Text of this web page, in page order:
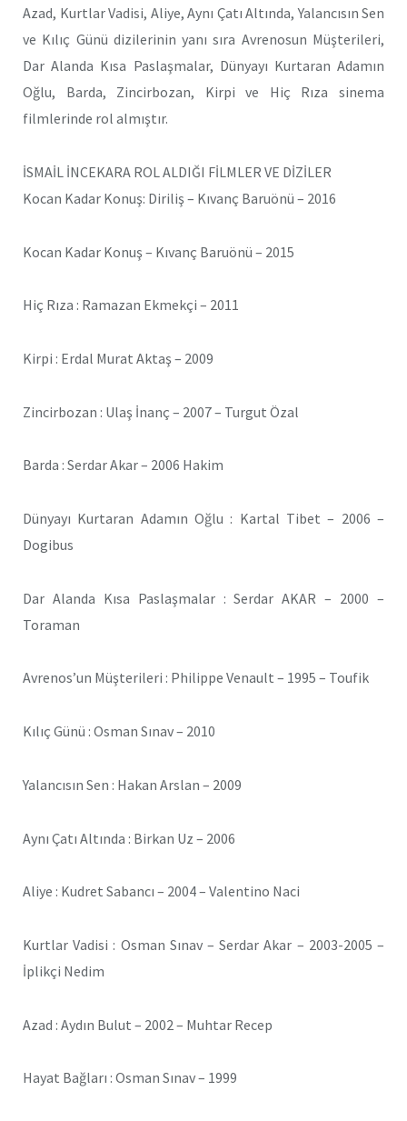
Azad, Kurtlar Vadisi, Aliye, Aynı Çatı Altında, Yalancısın Sen
ve Kılıç Günü dizilerinin yanı sıra Avrenosun Müşterileri,
Dar Alanda Kısa Paslaşmalar, Dünyayı Kurtaran Adamın
Oğlu, Barda, Zincirbozan, Kirpi ve Hiç Rıza sinema
filmlerinde rol almıştır.
İSMAİL İNCEKARA ROL ALDIĞI FİLMLER VE DİZİLER
Kocan Kadar Konuş: Diriliş – Kıvanç Baruönü – 2016
Kocan Kadar Konuş – Kıvanç Baruönü – 2015
Hiç Rıza : Ramazan Ekmekçi – 2011
Kirpi : Erdal Murat Aktaş – 2009
Zincirbozan : Ulaş İnanç – 2007 – Turgut Özal
Barda : Serdar Akar – 2006 Hakim
Dünyayı Kurtaran Adamın Oğlu : Kartal Tibet – 2006 –
Dogibus
Dar Alanda Kısa Paslaşmalar : Serdar AKAR – 2000 –
Toraman
Avrenos’un Müşterileri : Philippe Venault – 1995 – Toufik
Kılıç Günü : Osman Sınav – 2010
Yalancısın Sen : Hakan Arslan – 2009
Aynı Çatı Altında : Birkan Uz – 2006
Aliye : Kudret Sabancı – 2004 – Valentino Naci
Kurtlar Vadisi : Osman Sınav – Serdar Akar – 2003-2005 –
İplikçi Nedim
Azad : Aydın Bulut – 2002 – Muhtar Recep
Hayat Bağları : Osman Sınav – 1999